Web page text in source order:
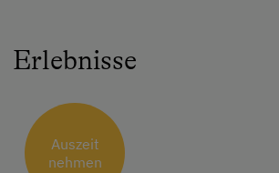
Erlebnisse
Auszeit
nehmen